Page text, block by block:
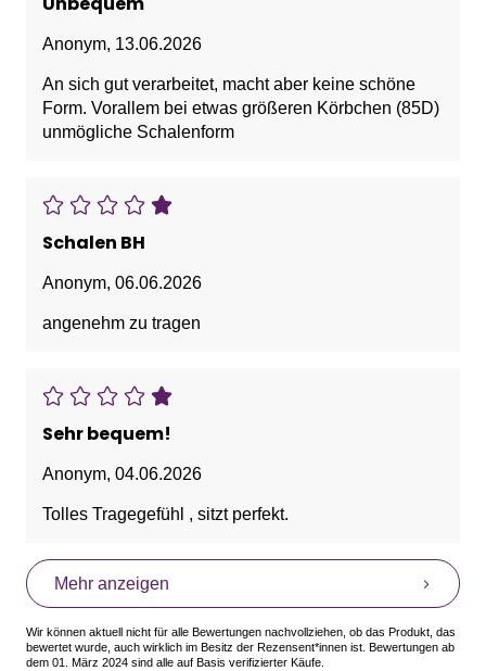
Anonym, 13.06.2026
An sich gut verarbeitet, macht aber keine schöne
Form. Vorallem bei etwas größeren Körbchen (85D)
unmögliche Schalenform
Schalen BH
Anonym, 06.06.2026
angenehm zu tragen
Sehr bequem!
Anonym, 04.06.2026
Tolles Tragegefühl , sitzt perfekt.
Mehr anzeigen
Wir können aktuell nicht für alle Bewertungen nachvollziehen, ob das Produkt, das
bewertet wurde, auch wirklich im Besitz der Rezensent*innen ist. Bewertungen ab
dem 01. März 2024 sind alle auf Basis verifizierter Käufe.